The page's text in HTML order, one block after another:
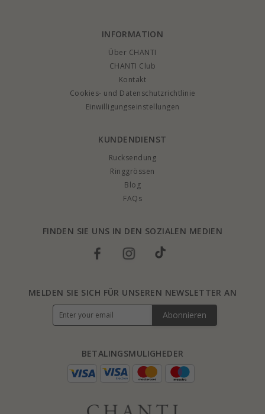
INFORMATION
Über CHANTI
CHANTI Club
Kontakt
Cookies- und Datenschutzrichtlinie
Einwilligungseinstellungen
KUNDENDIENST
Rucksendung
Ringgrössen
Blog
FAQs
FINDEN SIE UNS IN DEN SOZIALEN MEDIEN
BETALINGSMULIGHEDER
MELDEN SIE SICH FÜR UNSEREN NEWSLETTER AN
Abonnieren